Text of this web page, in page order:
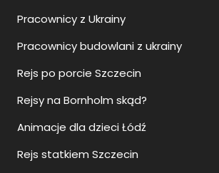
Pracownicy z Ukrainy
Pracownicy budowlani z ukrainy
Rejs po porcie Szczecin
Rejsy na Bornholm skąd?
Animacje dla dzieci Łódź
Rejs statkiem Szczecin